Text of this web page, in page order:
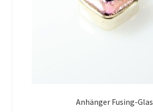
Anhänger Fusing-Glas